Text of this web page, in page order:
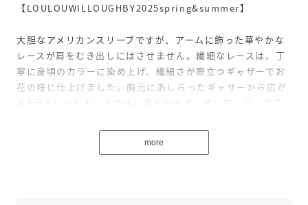
【LOULOUWILLOUGHBY2025spring&summer】
大胆なアメリカンスリーブですが、アームに飾った華やかな
レースが肩をむき出しにはさせません。繊細なレースは、丁
寧に身頃のカラーに染め上げ、繊細さが際立つギャザーでお
花の様に仕上げました。胸元にあしらったギャザーから広が
るAラインシルエットで体に張り付かず、涼し気。ヴィスコ
more